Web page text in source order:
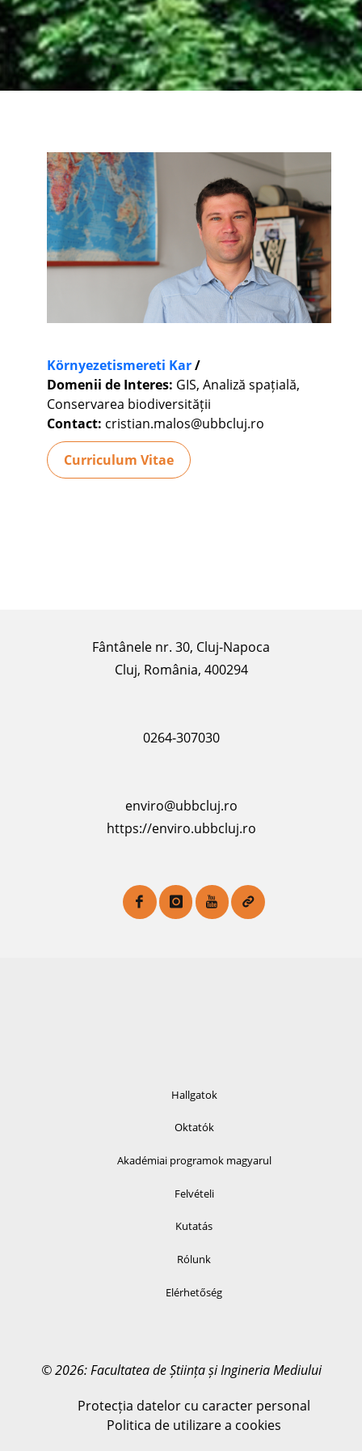
Környezetismereti Kar/
Domenii de Interes: GIS, Analiză spațială,
Conservarea biodiversității
Contact: cristian.malos@ubbcluj.ro
Curriculum Vitae
Fântânele nr. 30, Cluj-Napoca
Cluj, România, 400294
0264-307030
enviro@ubbcluj.ro
https://enviro.ubbcluj.ro
Hallgatok
Oktatók
Akadémiai programok magyarul
Felvételi
Kutatás
Rólunk
Elérhetőség
© 2026: Facultatea de Știința și Ingineria Mediului
Protecția datelor cu caracter personal
Politica de utilizare a cookies